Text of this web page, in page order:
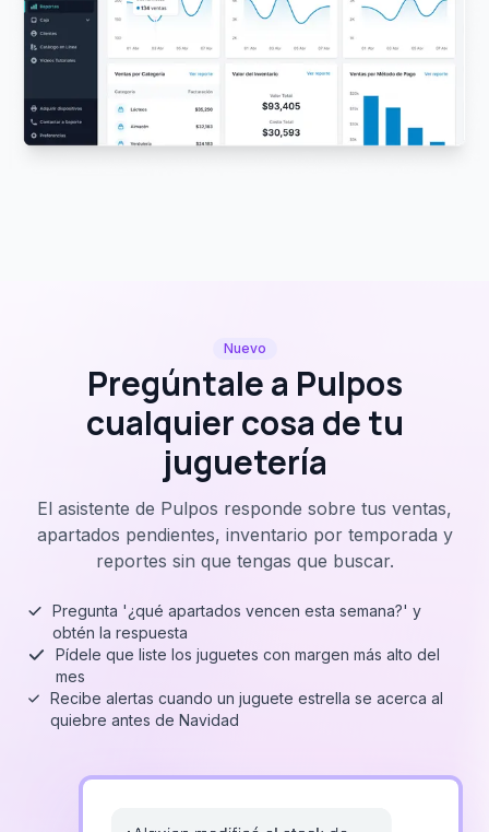
Nuevo
Pregúntale a Pulpos
cualquier cosa de tu
juguetería
El asistente de Pulpos responde sobre tus ventas,
apartados pendientes, inventario por temporada y
reportes sin que tengas que buscar.
Pregunta '¿qué apartados vencen esta semana?' y
obtén la respuesta
Pídele que liste los juguetes con margen más alto del
mes
Recibe alertas cuando un juguete estrella se acerca al
quiebre antes de Navidad